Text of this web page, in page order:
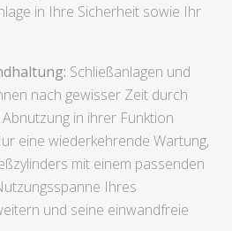
in Ihre Sicherheit sowie Ihr
Schließanlagen und
nach gewisser Zeit durch
in ihrer Funktion
eine wiederkehrende Wartung,
mit einem passenden
Ihres
und seine einwandfreie